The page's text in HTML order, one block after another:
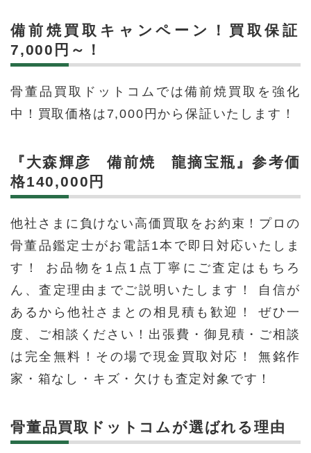
備前焼買取キャンペーン！買取保証
7,000円～！
骨董品買取ドットコムでは備前焼買取を強化
中！買取価格は7,000円から保証いたします！
『大森輝彦 備前焼 龍摘宝瓶』参考価
格140,000円
他社さまに負けない高価買取をお約束！プロの
骨董品鑑定士がお電話1本で即日対応いたしま
す！ お品物を1点1点丁寧にご査定はもちろ
ん、査定理由までご説明いたします！ 自信が
あるから他社さまとの相見積も歓迎！ ぜひ一
度、ご相談ください！出張費・御見積・ご相談
は完全無料！その場で現金買取対応！ 無銘作
家・箱なし・キズ・欠けも査定対象です！
骨董品買取ドットコムが選ばれる理由